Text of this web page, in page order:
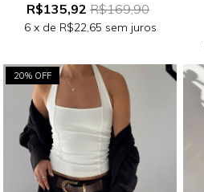
R$135,92 R$169,90
6 x de R$22,65 sem juros
20% OFF